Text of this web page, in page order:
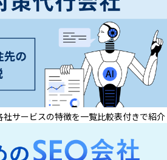
サービスの特徴を一覧比較表付きで紹介